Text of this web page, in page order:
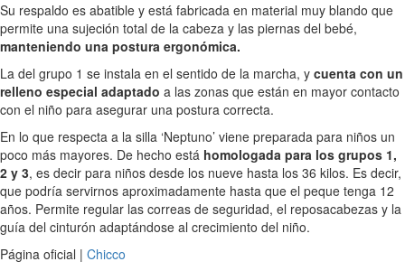
Su respaldo es abatible y está fabricada en material muy blando que
permite una sujeción total de la cabeza y las piernas del bebé,
manteniendo una postura ergonómica.
La del grupo 1 se instala en el sentido de la marcha, y cuenta con un
relleno especial adaptado a las zonas que están en mayor contacto
con el niño para asegurar una postura correcta.
En lo que respecta a la silla ‘Neptuno’ viene preparada para niños un
poco más mayores. De hecho está homologada para los grupos 1,
2 y 3, es decir para niños desde los nueve hasta los 36 kilos. Es decir,
que podría servirnos aproximadamente hasta que el peque tenga 12
años. Permite regular las correas de seguridad, el reposacabezas y la
guía del cinturón adaptándose al crecimiento del niño.
Página oficial | Chicco